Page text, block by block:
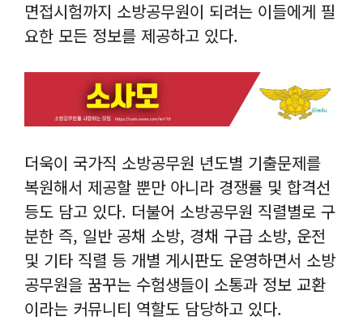
면접시험까지 소방공무원이 되려는 이들에게 필
요한 모든 정보를 제공하고 있다.
더욱이 국가직 소방공무원 년도별 기출문제를
복원해서 제공할 뿐만 아니라 경쟁률 및 합격선
등도 담고 있다. 더불어 소방공무원 직렬별로 구
분한 즉, 일반 공채 소방, 경채 구급 소방, 운전
및 기타 직렬 등 개별 게시판도 운영하면서 소방
공무원을 꿈꾸는 수험생들이 소통과 정보 교환
이라는 커뮤니티 역할도 담당하고 있다.